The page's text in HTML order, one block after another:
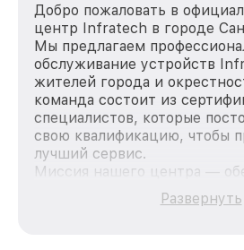
Добро пожаловать в
центр Infratech в городе
Мы предлагаем
обслуживание устройств
жителей города и
команда состоит из
специалистов, которые
свою квалификацию, чтобы
лучший сервис.
Миссия нашего центра —
качественный и доступный
каждого пользователя
Развернуть